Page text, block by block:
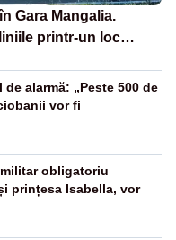
Gara Mangalia.
printr-un loc
alarmă: „Peste 500 de
vor fi
obligatoriu
prințesa Isabella, vor